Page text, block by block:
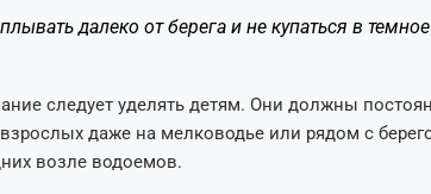
далеко от берега и не купаться в
следует уделять детям. Они должны
даже на мелководье или рядом с
возле водоемов.